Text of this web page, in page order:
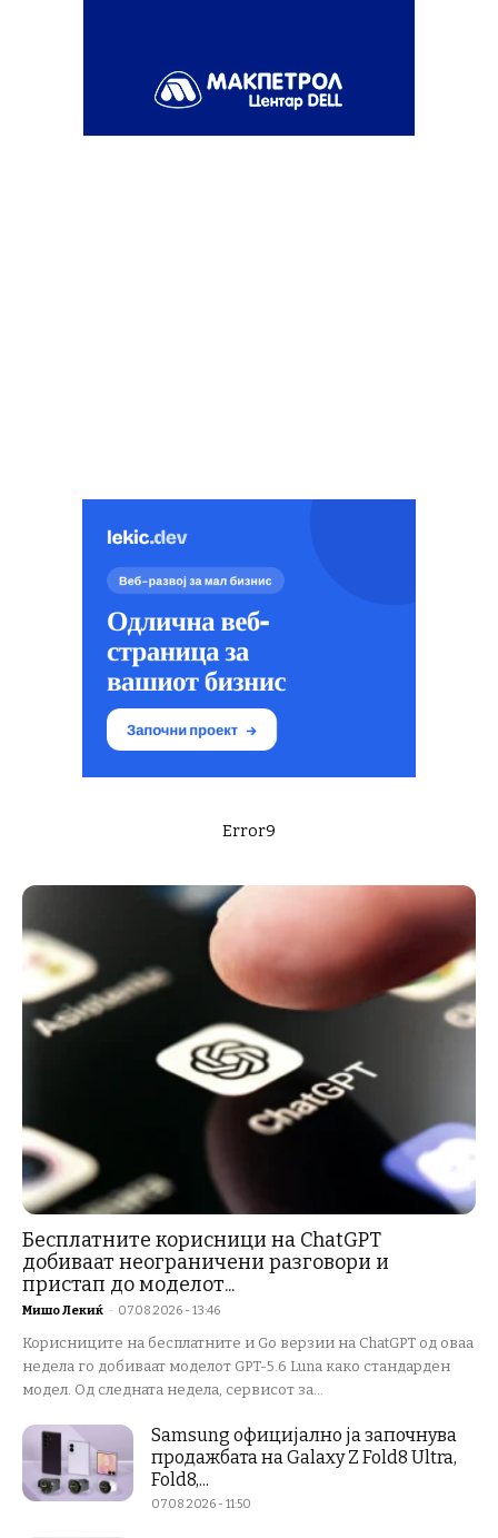
Error9
Бесплатните корисници на ChatGPT
добиваат неограничени разговори и
пристап до моделот...
Мишо Лекиќ - 07.08.2026 - 13:46
Корисниците на бесплатните и Go верзии на ChatGPT од оваа
недела го добиваат моделот GPT-5.6 Luna како стандарден
модел. Од следната недела, сервисот за...
Samsung официјално ја започнува
продажбата на Galaxy Z Fold8 Ultra,
Fold8,...
07.08.2026 - 11:50